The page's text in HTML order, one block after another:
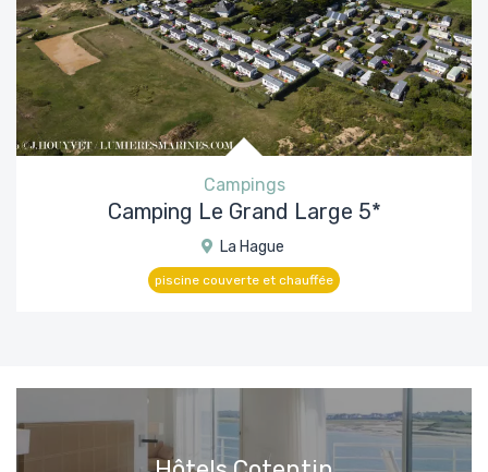
Campings
Camping Le Grand Large 5*
La Hague
piscine couverte et chauffée